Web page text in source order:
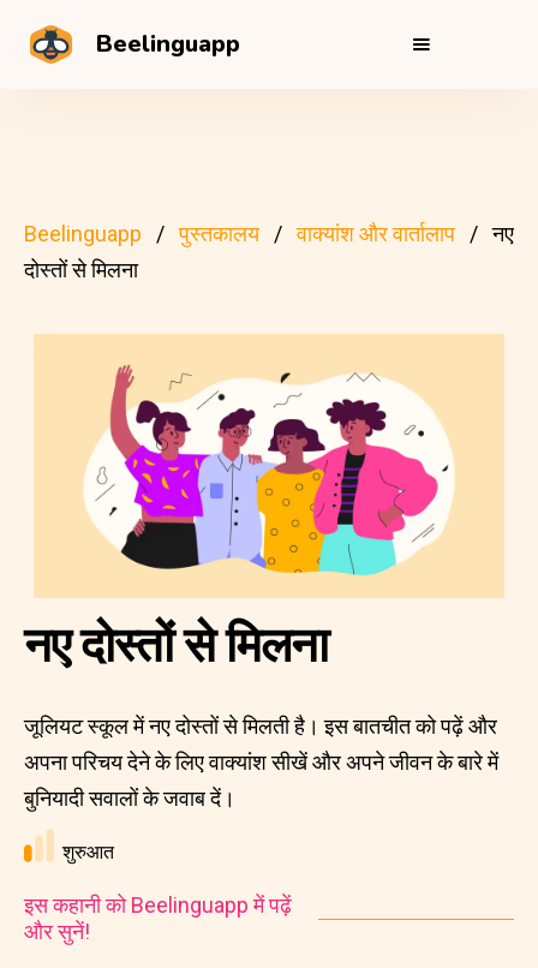
Beelinguapp
Beelinguapp पुस्तकालय वाक्यांश और वार्तालाप
नए
दोस्तों से मिलना
नए दोस्तों से मिलना
जूलियट स्कूल में नए दोस्तों से मिलती है। इस बातचीत को पढ़ें और
अपना परिचय देने के लिए वाक्यांश सीखें और अपने जीवन के बारे में
बुनियादी सवालों के जवाब दें।
शुरुआत
इस कहानी को Beelinguapp में पढ़ें
और सुनें!